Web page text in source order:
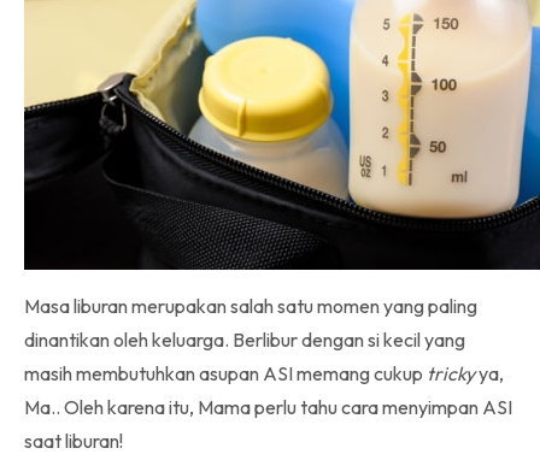
Masa liburan merupakan salah satu momen yang paling
dinantikan oleh keluarga. Berlibur dengan si kecil yang
masih membutuhkan asupan ASI memang cukup trickyya,
Ma.. Oleh karena itu, Mama perlu tahu cara menyimpan ASI
saat liburan!